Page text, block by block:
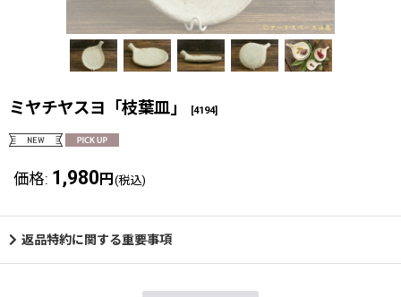
ミヤチヤスヨ「枝葉皿」 [4194]
価格: 1,980 円 (税込)
返品特約に関する重要事項